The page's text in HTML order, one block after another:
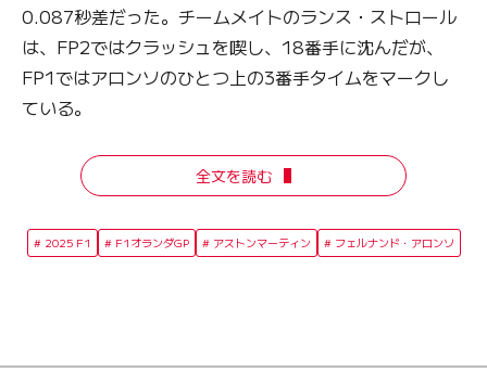
0.087秒差だった。チームメイトのランス・ストロール
は、FP2ではクラッシュを喫し、18番手に沈んだが、
FP1ではアロンソのひとつ上の3番手タイムをマークし
ている。
全文を読む
2025 F1 F1オランダGP アストンマーティン フェルナンド・アロンソ